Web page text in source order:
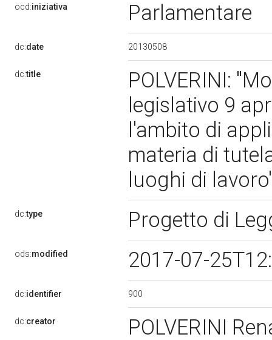
ocd:iniziativa Parlamentare
dc:date 20130508
dc:title
POLVERINI:
legislativo 9
l'ambito di
materia di
luoghi di
dc:type Progetto di
ods:modified 2017-07-
dc:identifier 900
dc:creator POLVERINI